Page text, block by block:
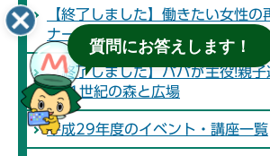
【終了しました】働きたい女性の
ナー【応募書類の作成】
【終了しました】パパが主役!親
in21世紀の森と広場
平成29年度のイベント・講座一覧
質問にお答えします！